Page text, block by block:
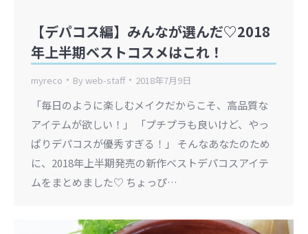
【デパコス編】みんなが選んだ♡2018
年上半期ベストコスメはこれ！
myreco Byweb-staff 2018年7月9日
「毎日のように楽しむメイクだからこそ、高品質な
アイテムが欲しい！」 「プチプラも良いけど、やっ
ぱりデパコスが優秀すぎる！」 そんなあなたのため
に、2018年上半期発売の新作ベストデパコスアイテ
ムをまとめました♡ ちょっぴ…